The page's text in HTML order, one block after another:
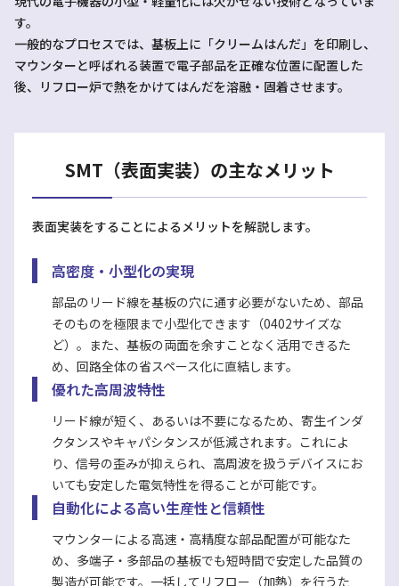
す。
一般的なプロセスでは、基板上に「クリームはんだ」を印刷し、
マウンターと呼ばれる装置で電子部品を正確な位置に配置した
後、リフロー炉で熱をかけてはんだを溶融・固着させます。
SMT（表面実装）の主なメリット
表面実装をすることによるメリットを解説します。
高密度・小型化の実現
部品のリード線を基板の穴に通す必要がないため、部品
そのものを極限まで小型化できます（0402サイズな
ど）。また、基板の両面を余すことなく活用できるた
め、回路全体の省スペース化に直結します。
優れた高周波特性
リード線が短く、あるいは不要になるため、寄生インダ
クタンスやキャパシタンスが低減されます。これによ
り、信号の歪みが抑えられ、高周波を扱うデバイスにお
いても安定した電気特性を得ることが可能です。
自動化による高い生産性と信頼性
マウンターによる高速・高精度な部品配置が可能なた
め、多端子・多部品の基板でも短時間で安定した品質の
製造が可能です。一括してリフロー（加熱）を行うた